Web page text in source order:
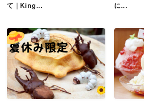
て｜King...
に...